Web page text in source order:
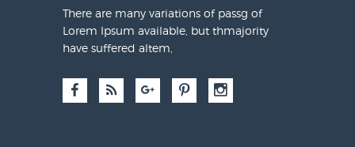
There are many variations of passg of
Lorem Ipsum available, but thmajority
have suffered altem,